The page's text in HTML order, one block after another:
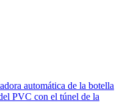
automática de la botella
PVC con el túnel de la